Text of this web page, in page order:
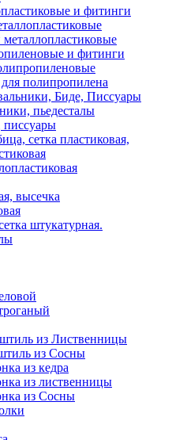
и фитинги
и фитинги
полипропилена
Биде, Писсуары
пьедесталы
писсуары
сетка пластиковая,
высечка
штукатурная.
из Лиственницы
из Сосны
из кедра
из лиственницы
из Сосны